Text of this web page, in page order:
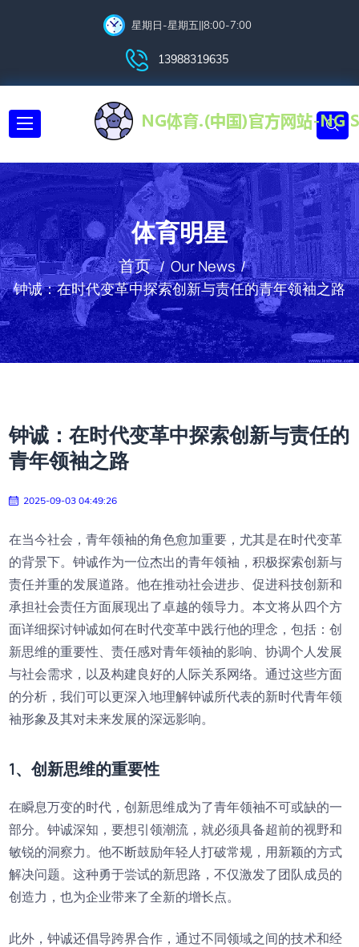
星期日-星期五||8:00-7:00
13988319635
体育明星
首页
Our News
钟诚：在时代变革中探索创新与责任的青年领袖之路
钟诚：在时代变革中探索创新与责任的
青年领袖之路
2025-09-03 04:49:26
在当今社会，青年领袖的角色愈加重要，尤其是在时代变革
的背景下。钟诚作为一位杰出的青年领袖，积极探索创新与
责任并重的发展道路。他在推动社会进步、促进科技创新和
承担社会责任方面展现出了卓越的领导力。本文将从四个方
面详细探讨钟诚如何在时代变革中践行他的理念，包括：创
新思维的重要性、责任感对青年领袖的影响、协调个人发展
与社会需求，以及构建良好的人际关系网络。通过这些方面
的分析，我们可以更深入地理解钟诚所代表的新时代青年领
袖形象及其对未来发展的深远影响。
1、创新思维的重要性
在瞬息万变的时代，创新思维成为了青年领袖不可或缺的一
部分。钟诚深知，要想引领潮流，就必须具备超前的视野和
敏锐的洞察力。他不断鼓励年轻人打破常规，用新颖的方式
解决问题。这种勇于尝试的新思路，不仅激发了团队成员的
创造力，也为企业带来了全新的增长点。
此外，钟诚还倡导跨界合作，通过不同领域之间的技术和经